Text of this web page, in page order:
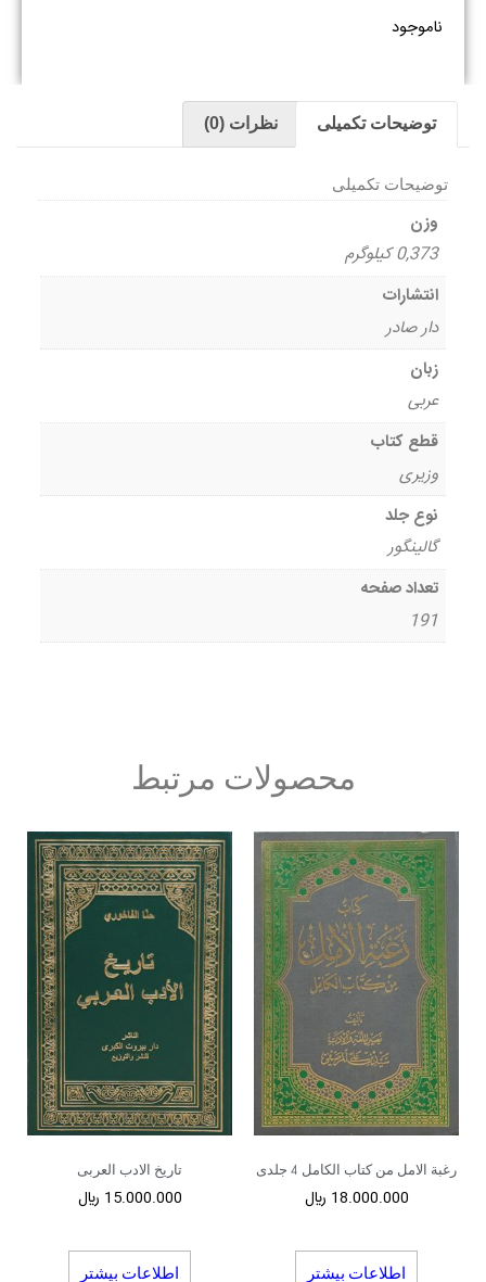
ناموجود
توضیحات تکمیلی نظرات (0)
توضیحات تکمیلی
وزن
0,373 کیلوگرم
انتشارات
دار صادر
زبان
عربی
قطع کتاب
وزیری
نوع جلد
گالینگور
تعداد صفحه
191
محصولات مرتبط
رغبة الامل من کتاب الکامل 4 جلدی
18.000.000 ﷼
اطلاعات بیشتر
تاریخ الادب العربی
15.000.000 ﷼
اطلاعات بیشتر